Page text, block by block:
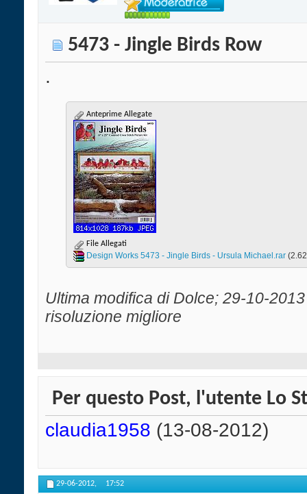
5473 - Jingle Birds Row
.
Anteprime Allegate
File Allegati
Design Works 5473 - Jingle Birds - Ursula Michael.rar‎
Ultima modifica di Dolce; 29-10-
risoluzione migliore
Per questo Post, l'utente Lo
claudia1958 (13-08-2012)
29-06-2012, 17:52